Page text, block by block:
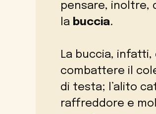
pensare, inoltre,
la buccia.
La buccia, infatti,
combattere il
di testa; l’alito
raffreddore e